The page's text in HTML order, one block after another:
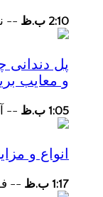
2:10 ب.ظ --
پل دندانی
و معایب
1:05 ب.ظ --
انواع و
1:17 ب.ظ --